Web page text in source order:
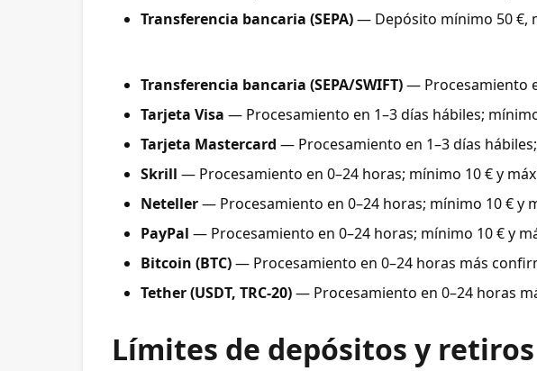
Transferencia bancaria (SEPA)— Depósito mínimo 50 €,
Transferencia bancaria (SEPA/SWIFT)— Procesamiento
Tarjeta Visa — Procesamiento en 1–3 días hábiles;
Tarjeta Mastercard — Procesamiento en 1–3 días
Skrill — Procesamiento en 0–24 horas; mínimo 10 € y
Neteller— Procesamiento en 0–24 horas; mínimo 10 € y
PayPal — Procesamiento en 0–24 horas; mínimo 10 € y
Bitcoin (BTC)— Procesamiento en 0–24 horas más
Tether (USDT, TRC-20)— Procesamiento en 0–24 horas
Límites de depósitos y